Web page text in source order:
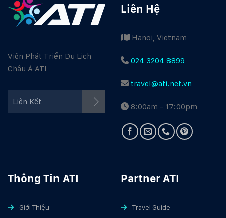
Viện Phát Triển Du Lịch
Châu Á ATI
Liên Kết
Facebook ATI
Youtube ATI
Liên Hệ
Hanoi, Vietnam
024 3204 8899
travel@ati.net.vn
8:00am - 17:00pm
Thông Tin ATI
Giới Thiệu
Partner ATI
Travel Guide